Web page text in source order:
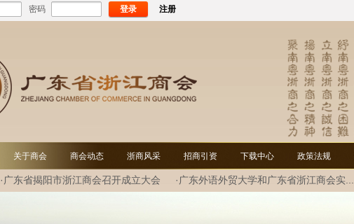
密码 登录 注册
关于商会 商会动态 浙商风采 招商引资 下载中心 政策法规
·广东省揭阳市浙江商会召开成立大会 ·广东外语外贸大学和广东省浙江商会实...